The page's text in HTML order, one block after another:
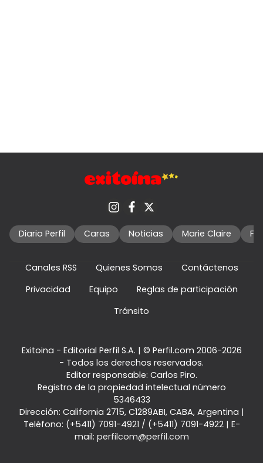
Diario Perfil Caras Noticias Marie Claire
Canales RSS Quienes Somos
Contáctenos
Privacidad
Equipo
Reglas de participación
Tránsito
Exitoina - Editorial Perfil S.A. | © Perfil.com 2006-2026
- Todos los derechos reservados.
Editor responsable: Carlos Piro.
Registro de la propiedad intelectual número
5346433
Dirección: California 2715, C1289ABI, CABA, Argentina |
Teléfono: (+5411) 7091-4921 / (+5411) 7091-4922| E-
mail: perfilcom@perfil.com